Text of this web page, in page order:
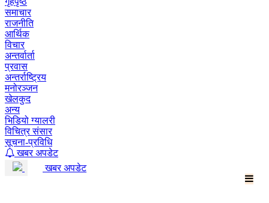
समाचार
राजनीति
आर्थिक
विचार
अन्तर्वार्ता
प्रवास
अन्तर्राष्ट्रिय
मनोरञ्जन
खेलकुद
अन्य
भिडियो ग्यालरी
विचित्र संसार
सूचना-प्रविधि
खबर अपडेट
खबर अपडेट